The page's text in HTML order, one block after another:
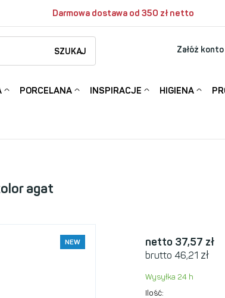
Darmowa dostawa od 350 zł netto
SZUKAJ Załóż konto
PORCELANA INSPIRACJE HIGIENA
agat
NEW netto 37,57 zł
brutto 46,21 zł
Wysyłka 24 h
Ilość: